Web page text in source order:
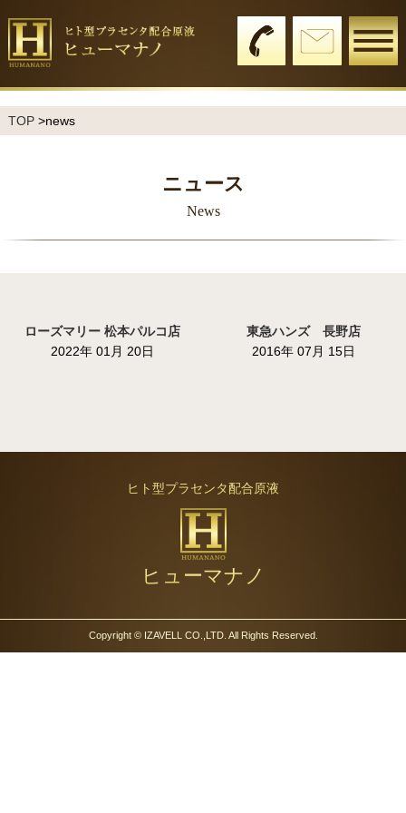
TOP>news
ニュース
News
ローズマリー 松本パルコ店
2022年 01月 20日
東急ハンズ 長野店
2016年 07月 15日
ヒト型プラセンタ配合原液
ヒューマナノ
Copyright © IZAVELL CO.,LTD. All Rights Reserved.